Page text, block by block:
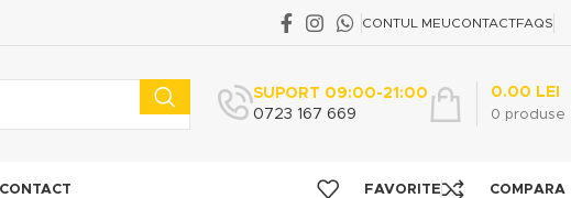
CONTUL MEUCONTACTFAQS
SUPORT 09:00-21:00
0723 167 669
0 produse
0.00 LEI
CONTACT FAVORITE COMPARA